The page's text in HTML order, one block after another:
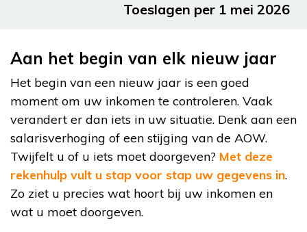
Toeslagen per 1 mei 2026
Aan het begin van elk nieuw jaar
Het begin van een nieuw jaar is een goed
moment om uw inkomen te controleren. Vaak
verandert er dan iets in uw situatie. Denk aan een
salarisverhoging of een stijging van de AOW.
Twijfelt u of u iets moet doorgeven? Met deze
rekenhulp vult u stap voor stap uw gegevens in.
Zo ziet u precies wat hoort bij uw inkomen en
wat u moet doorgeven.